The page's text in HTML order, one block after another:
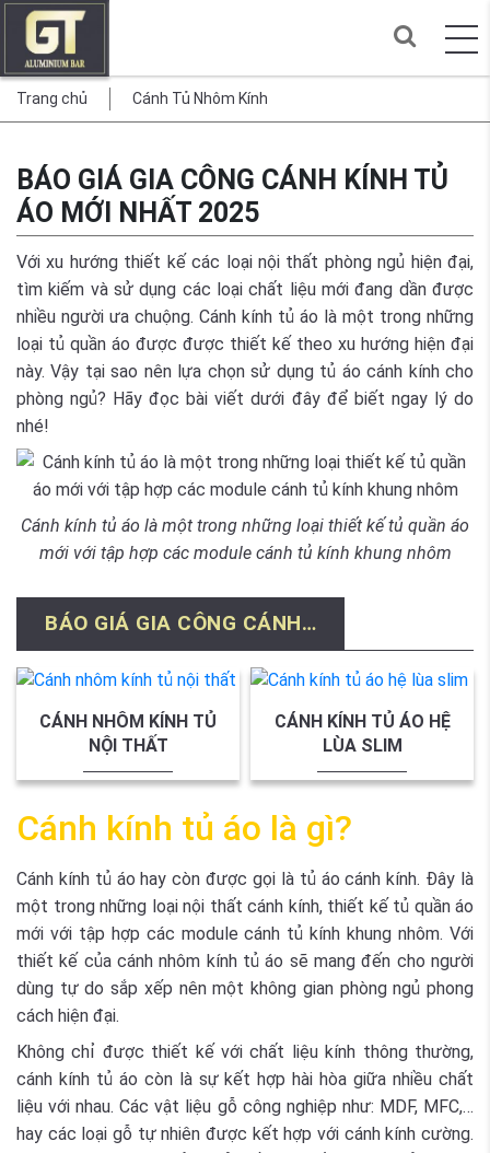
Trang chủ Cánh Tủ Nhôm Kính
BÁO GIÁ GIA CÔNG CÁNH KÍNH TỦ
ÁO MỚI NHẤT 2025
Với xu hướng thiết kế các loại nội thất phòng ngủ hiện đại,
tìm kiếm và sử dụng các loại chất liệu mới đang dần được
nhiều người ưa chuộng. Cánh kính tủ áo là một trong những
loại tủ quần áo được được thiết kế theo xu hướng hiện đại
này. Vậy tại sao nên lựa chọn sử dụng tủ áo cánh kính cho
phòng ngủ? Hãy đọc bài viết dưới đây để biết ngay lý do
nhé!
Cánh kính tủ áo là một trong những loại thiết kế tủ quần áo
mới với tập hợp các module cánh tủ kính khung nhôm
BÁO GIÁ GIA CÔNG CÁNH…
CÁNH NHÔM KÍNH TỦ
NỘI THẤT
CÁNH KÍNH TỦ ÁO HỆ
LÙA SLIM
Cánh kính tủ áo là gì?
Cánh kính tủ áo hay còn được gọi là tủ áo cánh kính. Đây là
một trong những loại nội thất cánh kính, thiết kế tủ quần áo
mới với tập hợp các module cánh tủ kính khung nhôm. Với
thiết kế của cánh nhôm kính tủ áo sẽ mang đến cho người
dùng tự do sắp xếp nên một không gian phòng ngủ phong
cách hiện đại.
Không chỉ được thiết kế với chất liệu kính thông thường,
cánh kính tủ áo còn là sự kết hợp hài hòa giữa nhiều chất
liệu với nhau. Các vật liệu gỗ công nghiệp như: MDF, MFC,…
hay các loại gỗ tự nhiên được kết hợp với cánh kính cường.